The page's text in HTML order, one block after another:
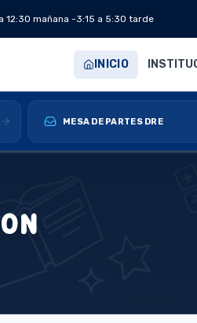
a 12:30 mañana -3:15 a 5:30 tarde
INICIO
MESA DE PARTES DRE